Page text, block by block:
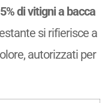
di vitigni a bacca
si rifierisce a
autorizzati per